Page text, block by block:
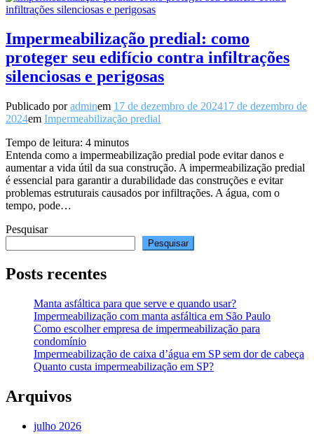
Impermeabilização predial: como
proteger seu edifício contra infiltrações
silenciosas e perigosas
Publicado poradminem 17 de dezembro de 202417 de dezembro de
2024em Impermeabilização predial
Tempo de leitura: 4 minutos
Entenda como a impermeabilização predial pode evitar danos e
aumentar a vida útil da sua construção. A impermeabilização predial
é essencial para garantir a durabilidade das construções e evitar
problemas estruturais causados por infiltrações. A água, com o
tempo, pode…
Pesquisar
Pesquisar
Posts recentes
Manta asfáltica para que serve e quando usar?
Impermeabilização com manta asfáltica em São Paulo
Como escolher empresa de impermeabilização para
condomínio
Impermeabilização de caixa d’água em SP sem dor de cabeça
Quanto custa impermeabilização em SP?
Arquivos
julho 2026